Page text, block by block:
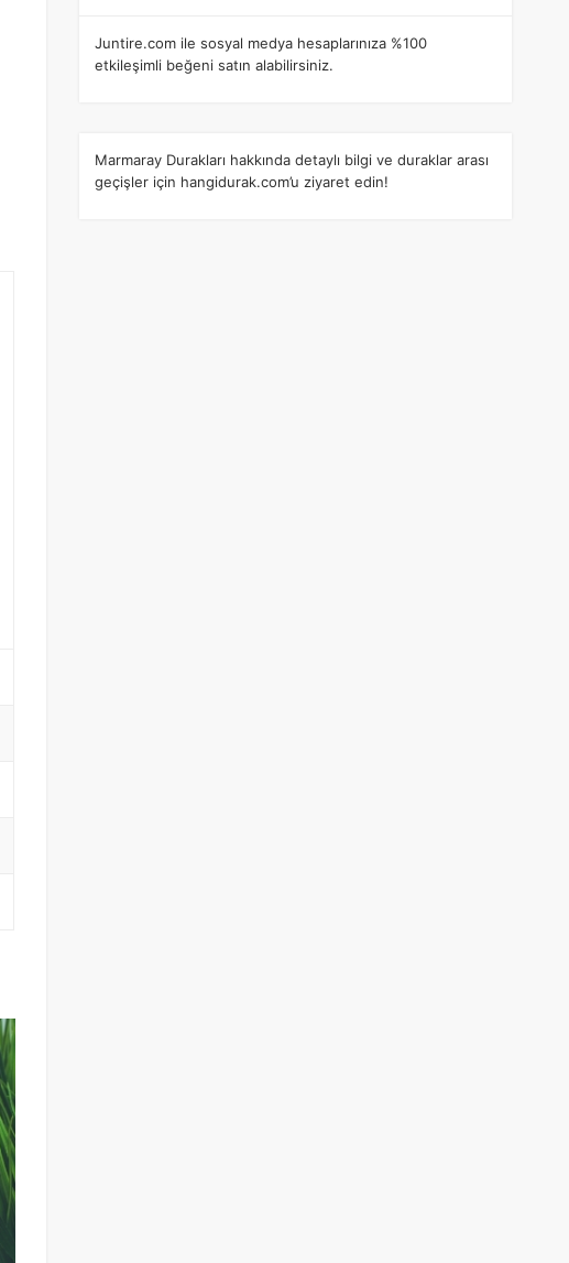
Juntire.comile sosyal medya hesaplarınıza %100
etkileşimli beğeni satın alabilirsiniz.
Marmaray Durakları hakkında detaylı bilgi ve duraklar arası
geçişler için hangidurak.com’u ziyaret edin!